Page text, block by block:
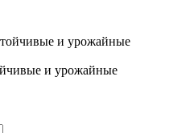
и урожайные